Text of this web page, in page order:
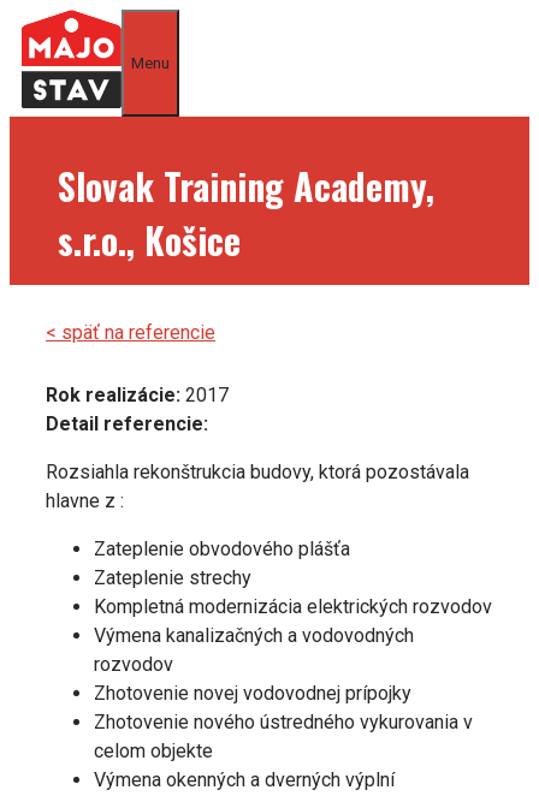
Preskočiť
obsah
Menu
Slovak Training Academy,
s.r.o., Košice
< späť na referencie
Rok realizácie: 2017
Detail referencie:
Rozsiahla rekonštrukcia budovy, ktorá pozostávala
hlavne z :
Zateplenie obvodového plášťa
Zateplenie strechy
Kompletná modernizácia elektrických rozvodov
Výmena kanalizačných a vodovodných
rozvodov
Zhotovenie novej vodovodnej prípojky
Zhotovenie nového ústredného vykurovania v
celom objekte
Výmena okenných a dverných výplní